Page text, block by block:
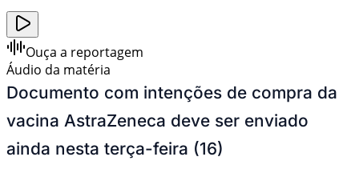
Ouça a reportagem
Áudio da matéria
Documento com intenções de compra da
vacina AstraZeneca deve ser enviado
ainda nesta terça-feira (16)